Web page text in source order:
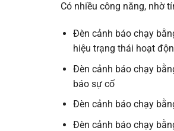
Có nhiều công năng, nhờ
Đèn cảnh báo chạy
hiệu trạng thái hoạt
Đèn cảnh báo chạy
báo sự cố
Đèn cảnh báo chạy
Đèn cảnh báo chạy